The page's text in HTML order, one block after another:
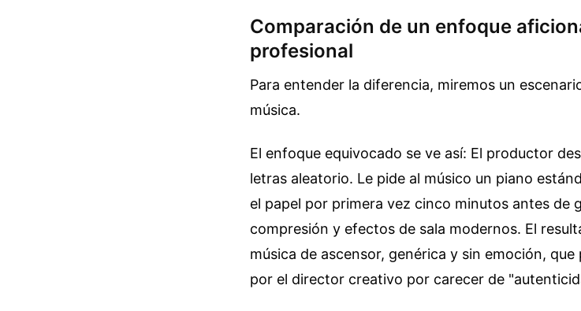
Comparación de un enfoque
profesional
Para entender la diferencia, miremos un
música.
El enfoque equivocado se ve así: El productor
letras aleatorio. Le pide al músico un piano
el papel por primera vez cinco minutos antes de
compresión y efectos de sala modernos. El
música de ascensor, genérica y sin emoción,
por el director creativo por carecer de